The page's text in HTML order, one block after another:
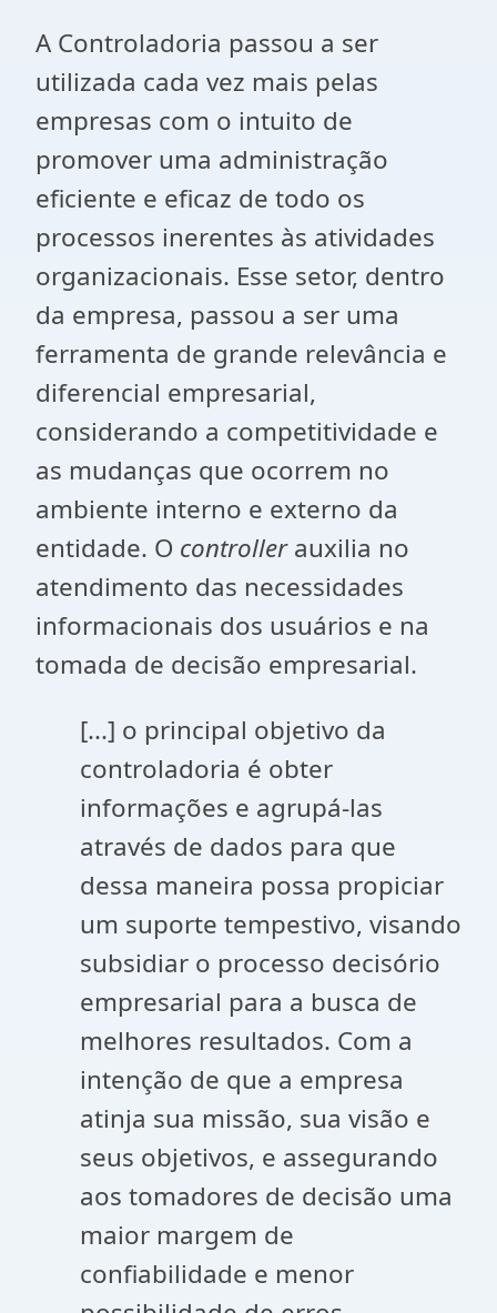
A Controladoria passou a ser
utilizada cada vez mais pelas
empresas com o intuito de
promover uma administração
eficiente e eficaz de todo os
processos inerentes às atividades
organizacionais. Esse setor, dentro
da empresa, passou a ser uma
ferramenta de grande relevância e
diferencial empresarial,
considerando a competitividade e
as mudanças que ocorrem no
ambiente interno e externo da
entidade. O controllerauxilia no
atendimento das necessidades
informacionais dos usuários e na
tomada de decisão empresarial.
[...] o principal objetivo da
controladoria é obter
informações e agrupá-las
através de dados para que
dessa maneira possa propiciar
um suporte tempestivo, visando
subsidiar o processo decisório
empresarial para a busca de
melhores resultados. Com a
intenção de que a empresa
atinja sua missão, sua visão e
seus objetivos, e assegurando
aos tomadores de decisão uma
maior margem de
confiabilidade e menor